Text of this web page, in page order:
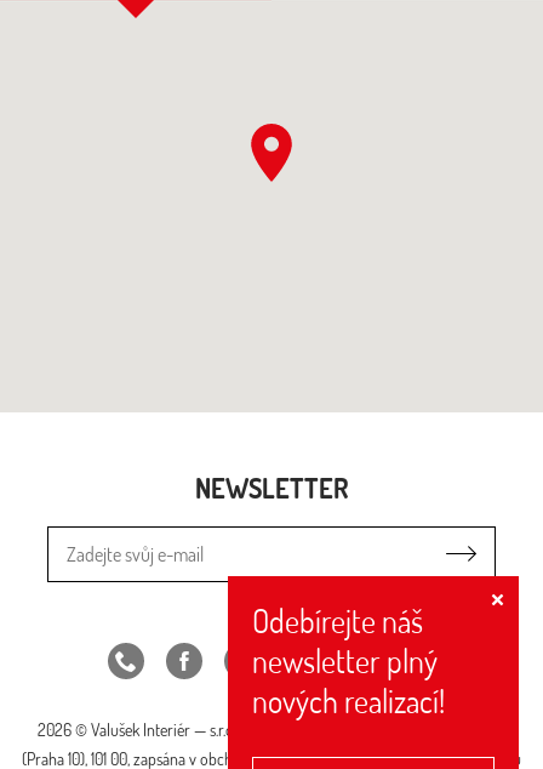
NEWSLETTER
2026 © Valušek Interiér — s.r.o. se sídlem Korunní 2569/108B, Vinohrady
(Praha 10), 101 00, zapsána v obchodním rejstříku vedeném u Městského soudu
Odebírejte náš
newsletter plný
nových realizací!